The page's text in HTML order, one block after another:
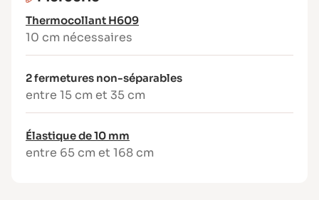
l’effet recherché.
Thermocollant H609
10 cm nécessaires
2 fermetures non-séparables
entre 15 cm et 35 cm
Élastique de 10 mm
entre 65 cm et 168 cm